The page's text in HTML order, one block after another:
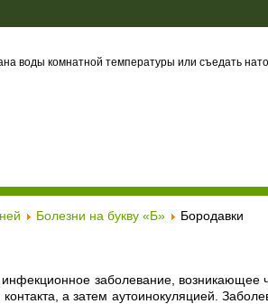
воды комнатной температуры или съедать
Болезни на букву «Б» Бородавки
инфекционное заболевание, возникающее
а затем аутоинокуляцией.